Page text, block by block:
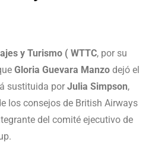
y Turismo ( WTTC, por su
Gloria Guevara Manzo dejó el
sustituida por Julia Simpson,
los consejos de British Airways
del comité ejecutivo de